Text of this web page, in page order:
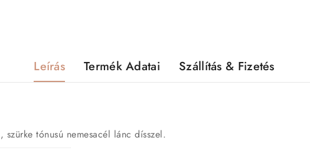
Leírás Termék Adatai Szállítás & Fizetés
tónusú nemesacél lánc dísszel.